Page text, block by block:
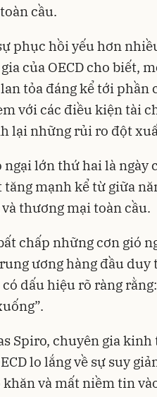
cầu.
phục hồi yếu hơn
của OECD cho biết,
tỏa đáng kể tới phần
với các điều kiện tài
lại những rủi ro đột
lớn thứ hai là ngày
mạnh kể từ giữa
thương mại toàn cầu.
chấp những cơn gió
ương hàng đầu
dấu hiệu rõ ràng
Spiro, chuyên gia
lo lắng về sự suy
và mất niềm tin